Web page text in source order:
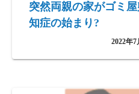
突然両親の家がゴミ
知症の始まり?
2022年7